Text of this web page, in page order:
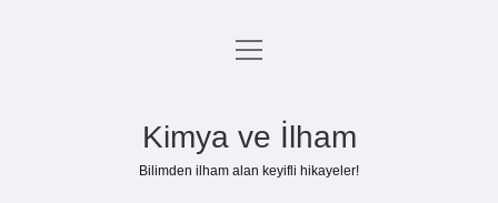
Anasayfa
menüyü
Kimya ve İlham
Bilimden ilham alan keyifli hikayeler!